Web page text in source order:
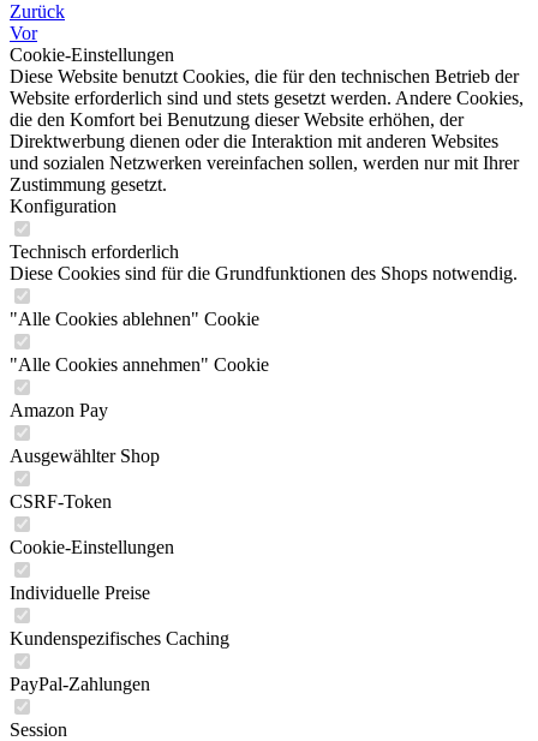
Zurück
Vor
Cookie-Einstellungen
Diese Website benutzt Cookies, die für den technischen Betrieb der
Website erforderlich sind und stets gesetzt werden. Andere Cookies,
die den Komfort bei Benutzung dieser Website erhöhen, der
Direktwerbung dienen oder die Interaktion mit anderen Websites
und sozialen Netzwerken vereinfachen sollen, werden nur mit Ihrer
Zustimmung gesetzt.
Konfiguration
Technisch erforderlich
Diese Cookies sind für die Grundfunktionen des Shops notwendig.
"Alle Cookies ablehnen" Cookie
"Alle Cookies annehmen" Cookie
Amazon Pay
Ausgewählter Shop
CSRF-Token
Cookie-Einstellungen
Individuelle Preise
Kundenspezifisches Caching
PayPal-Zahlungen
Session